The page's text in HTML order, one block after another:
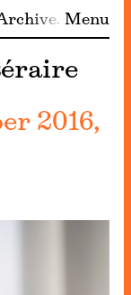
Menu
2016,